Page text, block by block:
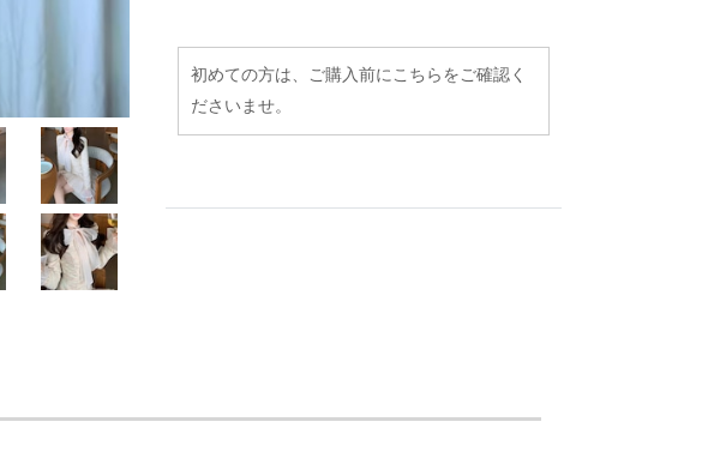
初めての方は、ご購入前にこちらをご確認く
ださいませ。